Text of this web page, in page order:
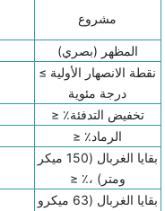
مشروع
المظهر (بصري)
نقطة الانصهار الأولية ≥
درجة مئوية
تخفيض التدفئة٪ ≤
الرماد٪ ≤
بقايا الغربال (150 ميكر
ومتر) ،٪ ≤
بقايا الغربال (63 ميكرو